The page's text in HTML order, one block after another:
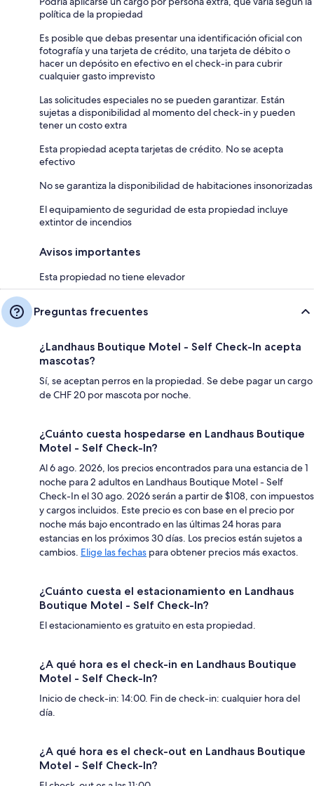
política de la propiedad
Es posible que debas presentar una identificación oficial con
fotografía y una tarjeta de crédito, una tarjeta de débito o
hacer un depósito en efectivo en el check-in para cubrir
cualquier gasto imprevisto
Las solicitudes especiales no se pueden garantizar. Están
sujetas a disponibilidad al momento del check-in y pueden
tener un costo extra
Esta propiedad acepta tarjetas de crédito. No se acepta
efectivo
No se garantiza la disponibilidad de habitaciones insonorizadas
El equipamiento de seguridad de esta propiedad incluye
extintor de incendios
Avisos importantes
Esta propiedad no tiene elevador
Preguntas frecuentes
¿Landhaus Boutique Motel - Self Check-In acepta
mascotas?
Sí, se aceptan perros en la propiedad. Se debe pagar un cargo
de CHF 20 por mascota por noche.
¿Cuánto cuesta hospedarse en Landhaus Boutique
Motel - Self Check-In?
Al 6 ago. 2026, los precios encontrados para una estancia de 1
noche para 2 adultos en Landhaus Boutique Motel - Self
Check-In el 30 ago. 2026 serán a partir de $108, con impuestos
y cargos incluidos. Este precio es con base en el precio por
noche más bajo encontrado en las últimas 24 horas para
estancias en los próximos 30 días. Los precios están sujetos a
cambios. Elige las fechas para obtener precios más exactos.
¿Cuánto cuesta el estacionamiento en Landhaus
Boutique Motel - Self Check-In?
El estacionamiento es gratuito en esta propiedad.
¿A qué hora es el check-in en Landhaus Boutique
Motel - Self Check-In?
Inicio de check-in: 14:00. Fin de check-in: cualquier hora del
día.
¿A qué hora es el check-out en Landhaus Boutique
Motel - Self Check-In?